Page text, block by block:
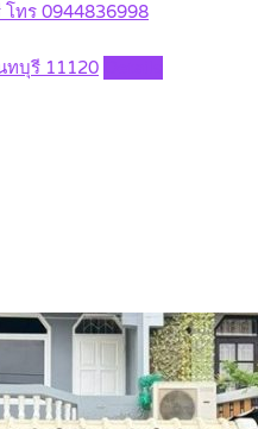
ทร 0944836998
ทบุรี 11120